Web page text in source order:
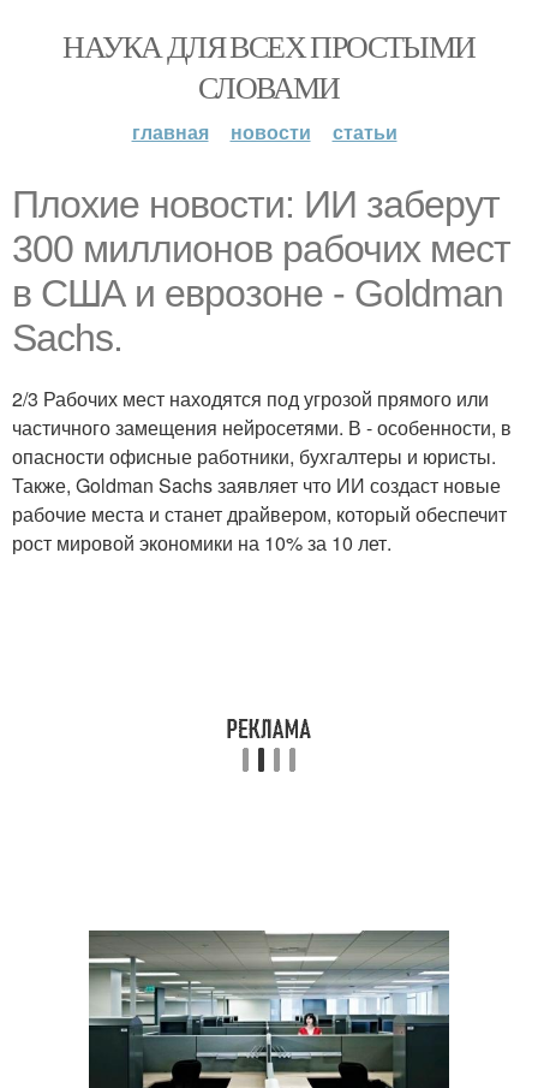
НАУКА ДЛЯ ВСЕХ ПРОСТЫМИ
СЛОВАМИ
главная новости статьи
Плохие новости: ИИ заберут
300 миллионов рабочих мест
в США и еврозоне - Goldman
Sachs.
2/3 Рабочих мест находятся под угрозой прямого или
частичного замещения нейросетями. В - особенности, в
опасности офисные работники, бухгалтеры и юристы.
Также, Goldman Sachs заявляет что ИИ создаст новые
рабочие места и станет драйвером, который обеспечит
рост мировой экономики на 10% за 10 лет.